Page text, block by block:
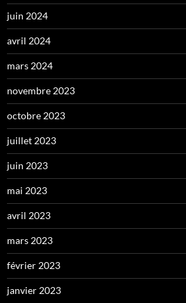
juin 2024
avril 2024
mars 2024
novembre 2023
octobre 2023
juillet 2023
juin 2023
mai 2023
avril 2023
mars 2023
février 2023
janvier 2023